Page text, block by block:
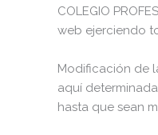
COLEGIO
web ejerciendo
Modificación de
aquí
hasta que sean